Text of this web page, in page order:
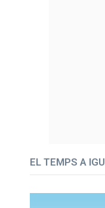
EL TEMPS A